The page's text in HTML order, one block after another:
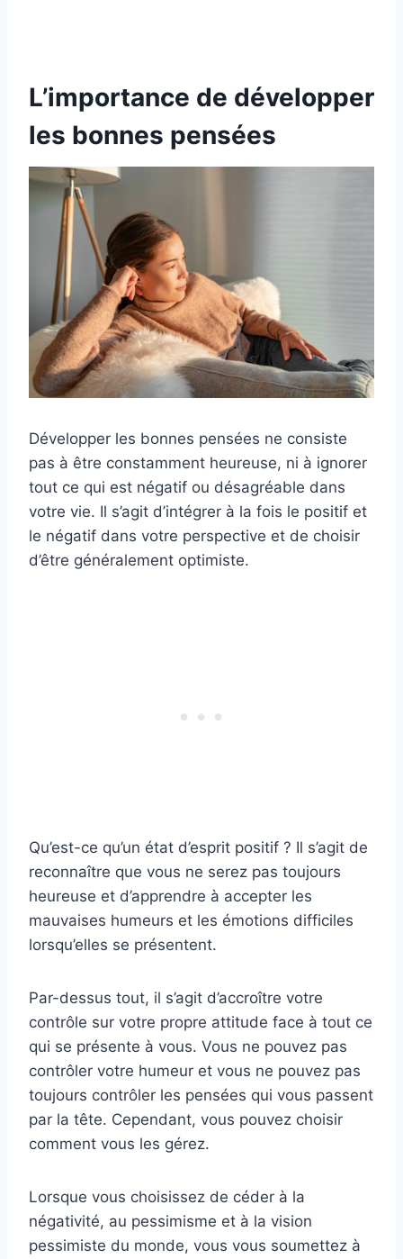
L’importance de développer
les bonnes pensées
Développer les bonnes pensées ne consiste
pas à être constamment heureuse, ni à ignorer
tout ce qui est négatif ou désagréable dans
votre vie. Il s’agit d’intégrer à la fois le positif et
le négatif dans votre perspective et de choisir
d’être généralement optimiste.
Qu’est-ce qu’un état d’esprit positif ? Il s’agit de
reconnaître que vous ne serez pas toujours
heureuse et d’apprendre à accepter les
mauvaises humeurs et les émotions difficiles
lorsqu’elles se présentent.
Par-dessus tout, il s’agit d’accroître votre
contrôle sur votre propre attitude face à tout ce
qui se présente à vous. Vous ne pouvez pas
contrôler votre humeur et vous ne pouvez pas
toujours contrôler les pensées qui vous passent
par la tête. Cependant, vous pouvez choisir
comment vous les gérez.
Lorsque vous choisissez de céder à la
négativité, au pessimisme et à la vision
pessimiste du monde, vous vous soumettez à